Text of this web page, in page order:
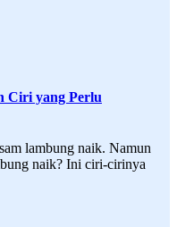
Ciri yang Perlu
lambung naik. Namun
naik? Ini ciri-cirinya